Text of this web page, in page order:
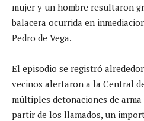
mujer y un hombre resultaron
balacera ocurrida en
Pedro de Vega.
El episodio se registró
vecinos alertaron a la Central
múltiples detonaciones de
partir de los llamados, un